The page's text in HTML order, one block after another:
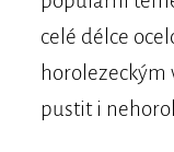
celé délce
horolezeckým
pustit i